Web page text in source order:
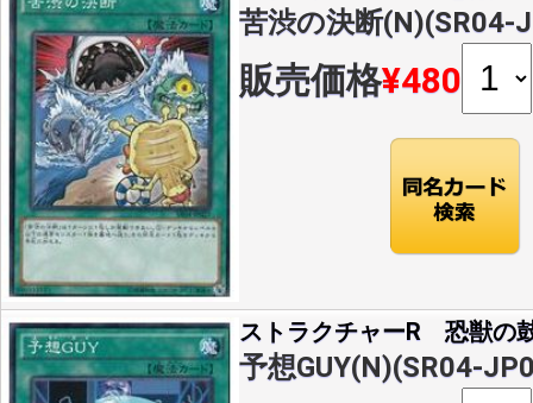
苦渋の決断(N)(SR04-
販売価格¥480
ストラクチャーR 恐獣の
予想GUY(N)(SR04-